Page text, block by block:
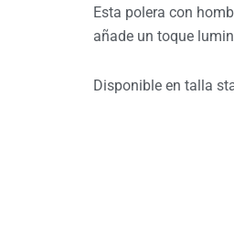
Esta polera con
añade un toque
Disponible en talla